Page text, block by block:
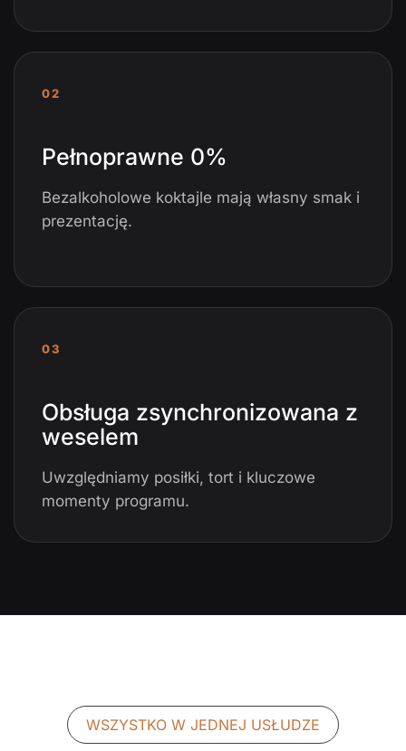
02
Pełnoprawne 0%
Bezalkoholowe koktajle mają własny smak i
prezentację.
03
Obsługa zsynchronizowana z
weselem
Uwzględniamy posiłki, tort i kluczowe
momenty programu.
WSZYSTKO W JEDNEJ USŁUDZE